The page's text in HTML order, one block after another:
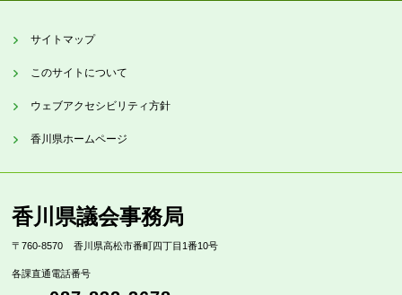
サイトマップ
このサイトについて
ウェブアクセシビリティ方針
香川県ホームページ
香川県議会事務局
〒760-8570 香川県高松市番町四丁目1番10号
各課直通電話番号